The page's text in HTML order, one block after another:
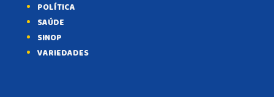
POLÍTICA
SAÚDE
SINOP
VARIEDADES